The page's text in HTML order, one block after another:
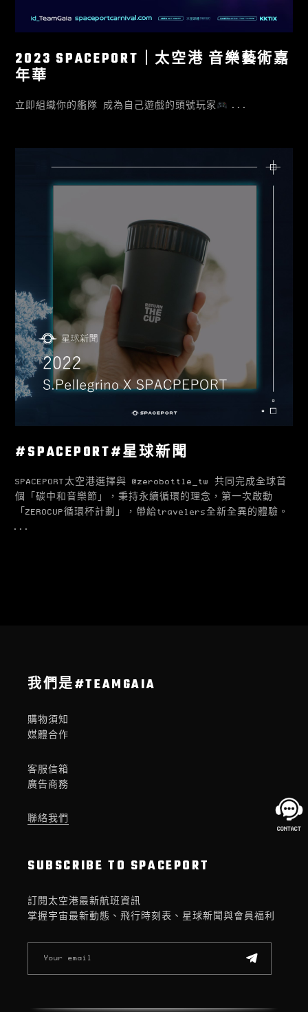
2023 SPACEPORT｜太空港 音樂藝術嘉
年華
立即組織你的艦隊 成為自己遊戲的頭號玩家
#SPACEPORT#星球新聞
SPACEPORT太空港選擇與 @zerobottle_tw 共同完成全球首
個「碳中和音樂節」，秉持永續循環的理念，第一次啟動
「ZEROCUP循環杯計劃」，帶給travelers全新全異的體驗。
我們是#TEAMGAIA
購物須知
媒體合作
客服信箱
廣告商務
聯絡我們
SUBSCRIBE TO SPACEPORT
訂閱太空港最新航班資訊
掌握宇宙最新動態、飛行時刻表、星球新聞與會員福利